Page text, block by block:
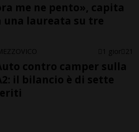
me ne pento», capita
una laureata su tre
1 gior 21
contro camper sulla
il bilancio è di sette